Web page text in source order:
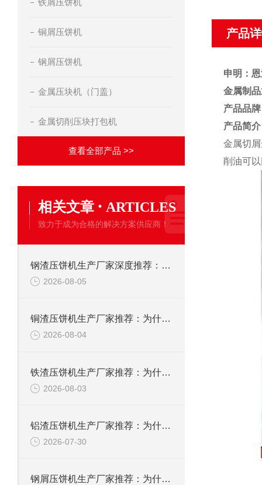
铁屑压饼机
铜屑压饼机
钢屑压饼机
金属压块机（门盖）
金属切削压块打包机
查看全部产品 >>
相关文章 · ARTICLES
致力于成为合格的解决方案供应商！
钢渣压饼机生产厂家深度推荐：为何恩派特成为高净值产线的优选
2026-08-05
铜渣压饼机生产厂家推荐：为什么恩派特成为众多企业的信赖？
2026-08-04
铁渣压饼机生产厂家推荐：为什么恩派特成为众多企业的优选？
2026-08-03
铝渣压饼机生产厂家推荐：为什么恩派特是值得信赖的选择？
2026-07-30
钢屑压饼机生产厂家推荐：为什么恩派特是您值得信赖的选择？
产品
申明：
金属制
产品品
产品简
金属切
削油可